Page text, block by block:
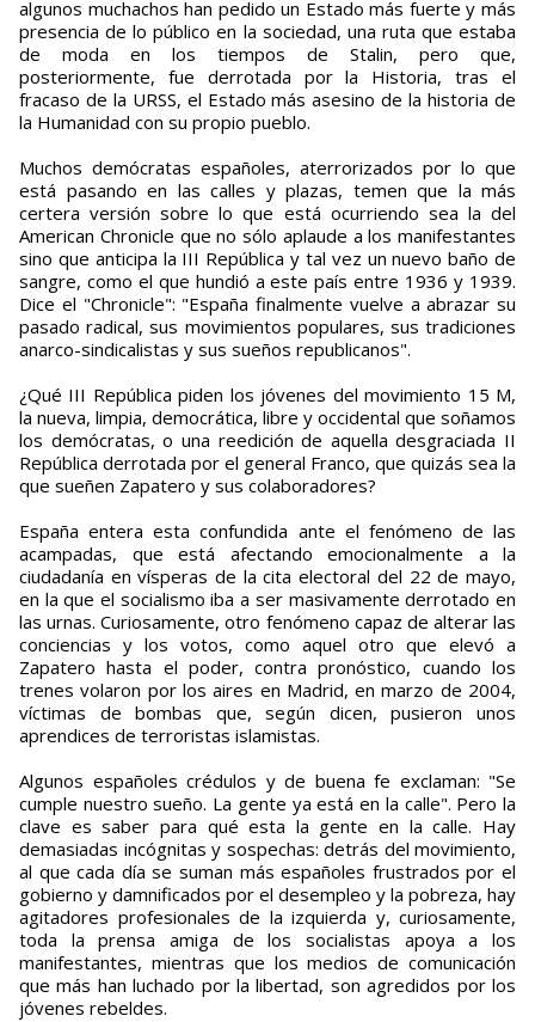
algunos muchachos han pedido un Estado más fuerte y más
presencia de lo público en la sociedad, una ruta que estaba
de moda en los tiempos de Stalin, pero que,
posteriormente, fue derrotada por la Historia, tras el
fracaso de la URSS, el Estado más asesino de la historia de
la Humanidad con su propio pueblo.
Muchos demócratas españoles, aterrorizados por lo que
está pasando en las calles y plazas, temen que la más
certera versión sobre lo que está ocurriendo sea la del
American Chronicle que no sólo aplaude a los manifestantes
sino que anticipa la III República y tal vez un nuevo baño de
sangre, como el que hundió a este país entre 1936 y 1939.
Dice el "Chronicle": "España finalmente vuelve a abrazar su
pasado radical, sus movimientos populares, sus tradiciones
anarco-sindicalistas y sus sueños republicanos".
¿Qué III República piden los jóvenes del movimiento 15 M,
la nueva, limpia, democrática, libre y occidental que soñamos
los demócratas, o una reedición de aquella desgraciada II
República derrotada por el general Franco, que quizás sea la
que sueñen Zapatero y sus colaboradores?
España entera esta confundida ante el fenómeno de las
acampadas, que está afectando emocionalmente a la
ciudadanía en vísperas de la cita electoral del 22 de mayo,
en la que el socialismo iba a ser masivamente derrotado en
las urnas. Curiosamente, otro fenómeno capaz de alterar las
conciencias y los votos, como aquel otro que elevó a
Zapatero hasta el poder, contra pronóstico, cuando los
trenes volaron por los aires en Madrid, en marzo de 2004,
víctimas de bombas que, según dicen, pusieron unos
aprendices de terroristas islamistas.
Algunos españoles crédulos y de buena fe exclaman: "Se
cumple nuestro sueño. La gente ya está en la calle". Pero la
clave es saber para qué esta la gente en la calle. Hay
demasiadas incógnitas y sospechas: detrás del movimiento,
al que cada día se suman más españoles frustrados por el
gobierno y damnificados por el desempleo y la pobreza, hay
agitadores profesionales de la izquierda y, curiosamente,
toda la prensa amiga de los socialistas apoya a los
manifestantes, mientras que los medios de comunicación
que más han luchado por la libertad, son agredidos por los
jóvenes rebeldes.